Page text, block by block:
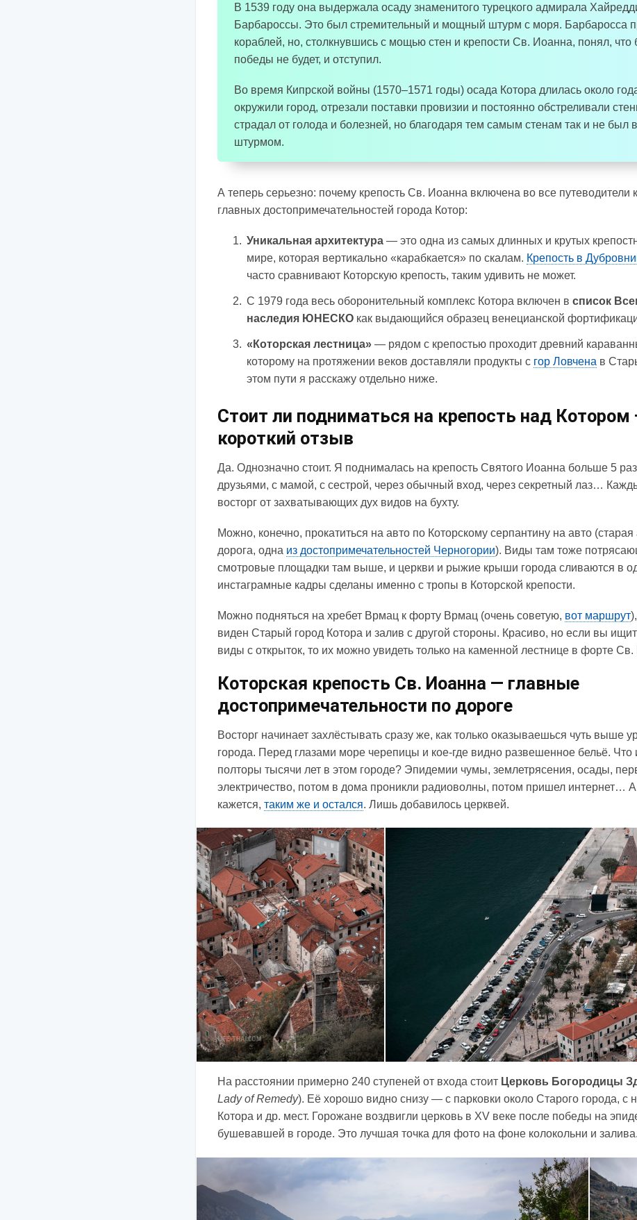
В 1539 году она выдержала осаду знаменитого турецкого адмирала
Барбароссы. Это был стремительный и мощный штурм с моря. Барбаросса
кораблей, но, столкнувшись с мощью стен и крепости Св. Иоанна, понял, что
победы не будет, и отступил.
Во время Кипрской войны (1570–1571 годы) осада Котора длилась около
окружили город, отрезали поставки провизии и постоянно обстреливали
страдал от голода и болезней, но благодаря тем самым стенам так и не был
штурмом.
А теперь серьезно: почему крепость Св. Иоанна включена во все путеводители
главных достопримечательностей города Котор:
Уникальная архитектура— это одна из самых длинных и крутых
мире, которая вертикально «карабкается» по скалам. Крепость в
часто сравнивают Которскую крепость, таким удивить не может.
С 1979 года весь оборонительный комплекс Котора включен в список
наследия ЮНЕСКОкак выдающийся образец венецианской
«Которская лестница»— рядом с крепостью проходит древний
которому на протяжении веков доставляли продукты с гор Ловчена в
этом пути я расскажу отдельно ниже.
Стоит ли подниматься на крепость над
короткий отзыв
Да. Однозначно стоит. Я поднималась на крепость Святого Иоанна больше 5
друзьями, с мамой, с сестрой, через обычный вход, через секретный лаз…
восторг от захватывающих дух видов на бухту.
Можно, конечно, прокатиться на авто по Которскому серпантину на авто (старая
дорога, одна из достопримечательностей Черногории). Виды там тоже
смотровые площадки там выше, и церкви и рыжие крыши города сливаются в
инстаграмные кадры сделаны именно с тропы в Которской крепости.
Можно подняться на хребет Врмац к форту Врмац (очень советую, вот маршрут
виден Старый город Котора и залив с другой стороны. Красиво, но если вы
виды с открыток, то их можно увидеть только на каменной лестнице в форте
Которская крепость Св. Иоанна — главные
достопримечательности по дороге
Восторг начинает захлёстывать сразу же, как только оказываешься чуть выше
города. Перед глазами море черепицы и кое-где видно развешенное бельё. Что
полторы тысячи лет в этом городе? Эпидемии чумы, землетрясения, осады,
электричество, потом в дома проникли радиоволны, потом пришел интернет… А
кажется,таким же и остался. Лишь добавилось церквей.
На расстоянии примерно 240 ступеней от входа стоит Церковь Богородицы
Lady of Remedy). Её хорошо видно снизу — с парковки около Старого города, с
Котора и др. мест. Горожане воздвигли церковь в XV веке после победы на
бушевавшей в городе. Это лучшая точка для фото на фоне колокольни и залива.